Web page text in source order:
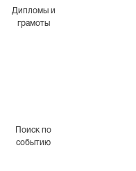
Дипломы и
грамоты
Поиск по
событию